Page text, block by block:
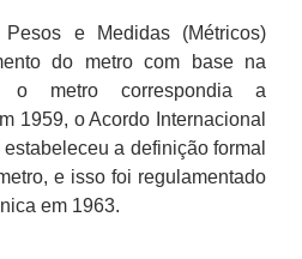
e Medidas (Métricos)
do metro com base na
o metro correspondia a
1959, o Acordo Internacional
a definição formal
e isso foi regulamentado
em 1963.